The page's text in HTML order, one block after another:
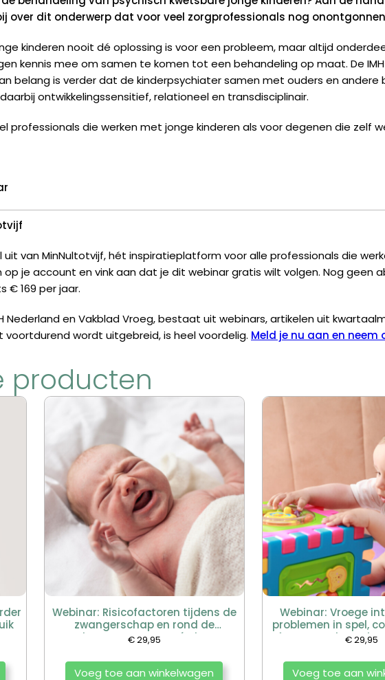
Scheper
over dit onderwerp dat voor veel zorgprofessionals nog
kinderen nooit dé oplossing is voor een probleem, maar altijd
kennis mee om samen te komen tot een behandeling op maat. De
belang is verder dat de kinderpsychiater samen met ouders en
ontwikkelingssensitief, relationeel en transdisciplinair.
professionals die werken met jonge kinderen als voor degenen die zelf
van MinNultotvijf, hét inspiratieplatform voor alle professionals die
op je account en vink aan dat je dit webinar gratis wilt volgen. Nog geen
€ 169 per jaar.
en Vakblad Vroeg, bestaat uit webinars, artikelen uit
wordt uitgebreid, is heel voordelig. Meld je nu aan en
producten
Webinar: Risicofactoren tijdens de
zwangerschap en rond de
geboorte vragen nu én later
aandacht door Anneloes van Baar
€29,95
Voeg toe aan winkelwagen
Webinar: Vroege
problemen in spel,
of contact door
Michelle
€29,95
Voeg toe aan